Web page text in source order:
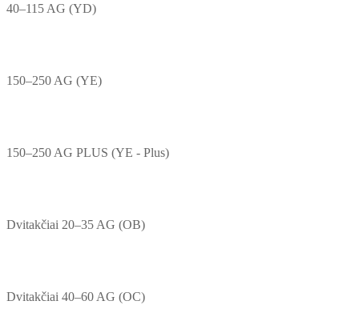
40–115 AG (YD)
150–250 AG (YE)
150–250 AG PLUS (YE - Plus)
Dvitakčiai 20–35 AG (OB)
Dvitakčiai 40–60 AG (OC)